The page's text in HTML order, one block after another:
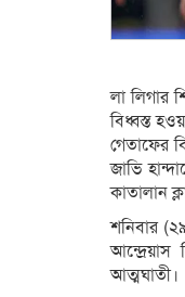
লা লিগার
বিধ্বস্ত
গেতাফের
জাভি
কাতালান
শনিবার
আন্দ্রেয়াস
আত্মঘাতী।